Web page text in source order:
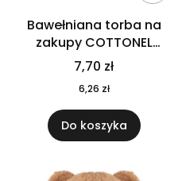
Bawełniana torba na
zakupy COTTONEL
COLOUR++ MO9846-11
7,70 zł
6,26 zł
Do koszyka